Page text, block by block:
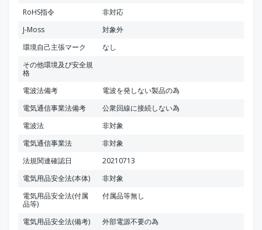
RoHS指令
非対応
J-Moss
対象外
環境自己主張マーク
なし
その他環境及び安全規
格
電波法備考
電波を発しない製品の為
電気通信事業法備考
公衆回線に接続しない為
電波法
非対象
電気通信事業法
非対象
法規関連確認日
20210713
電気用品安全法(本体)
非対象
電気用品安全法(付属
品等)
付属品等無し
電気用品安全法(備考) 外部電源不要の為